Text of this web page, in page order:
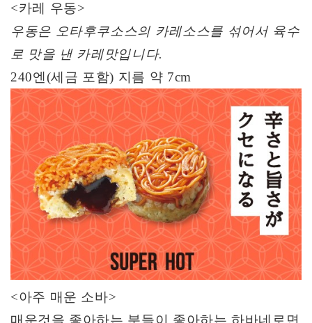
<카레 우동>
우동은 오타후쿠소스의 카레소스를 섞어서 육수
로 맛을 낸 카레맛입니다.
240엔(세금 포함) 지름 약 7cm
<아주 매운 소바>